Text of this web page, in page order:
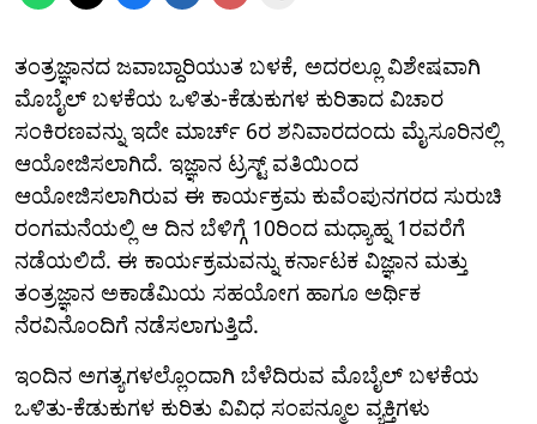
ತಂತ್ರಜ್ಞಾನದ ಜವಾಬ್ದಾರಿಯುತ ಬಳಕೆ, ಅದರಲ್ಲೂ ವಿಶೇಷವಾಗಿ
ಮೊಬೈಲ್ ಬಳಕೆಯ ಒಳಿತು-ಕೆಡುಕುಗಳ ಕುರಿತಾದ ವಿಚಾರ
ಸಂಕಿರಣವನ್ನು ಇದೇ ಮಾರ್ಚ್ 6ರ ಶನಿವಾರದಂದು ಮೈಸೂರಿನಲ್ಲಿ
ಆಯೋಜಿಸಲಾಗಿದೆ. ಇಜ್ಞಾನ ಟ್ರಸ್ಟ್ ವತಿಯಿಂದ
ಆಯೋಜಿಸಲಾಗಿರುವ ಈ ಕಾರ್ಯಕ್ರಮ ಕುವೆಂಪುನಗರದ ಸುರುಚಿ
ರಂಗಮನೆಯಲ್ಲಿ ಆ ದಿನ ಬೆಳಿಗ್ಗೆ 10ರಿಂದ ಮಧ್ಯಾಹ್ನ 1ರವರೆಗೆ
ನಡೆಯಲಿದೆ. ಈ ಕಾರ್ಯಕ್ರಮವನ್ನು ಕರ್ನಾಟಕ ವಿಜ್ಞಾನ ಮತ್ತು
ತಂತ್ರಜ್ಞಾನ ಅಕಾಡೆಮಿಯ ಸಹಯೋಗ ಹಾಗೂ ಅರ್ಥಿಕ
ನೆರವಿನೊಂದಿಗೆ ನಡೆಸಲಾಗುತ್ತಿದೆ.
ಇಂದಿನ ಅಗತ್ಯಗಳಲ್ಲೊಂದಾಗಿ ಬೆಳೆದಿರುವ ಮೊಬೈಲ್ ಬಳಕೆಯ
ಒಳಿತು-ಕೆಡುಕುಗಳ ಕುರಿತು ವಿವಿಧ ಸಂಪನ್ಮೂಲ ವ್ಯಕ್ತಿಗಳು